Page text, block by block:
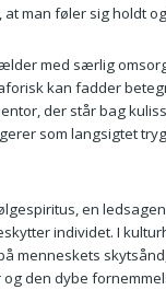
man føler sig holdt
med særlig
kan fadder
der står bag
som langsigtet
en
individet. I
menneskets
og den dybe